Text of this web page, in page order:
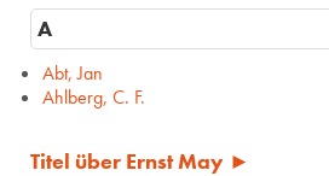
A
Abt, Jan
Ahlberg, C. F.
Titel über Ernst May ►